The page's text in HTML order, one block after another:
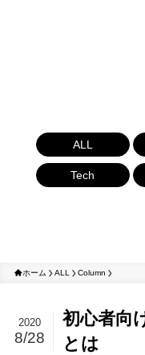
ALL
Tech
ホーム ALL Column
初心者向
とは
2020
8/28